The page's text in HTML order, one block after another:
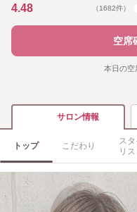
4.48 （1682件）
空席
本日の空
サロン情報
トップ こだわり
スタ
リス